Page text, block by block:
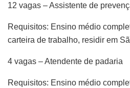
12 vagas – Assistente de
Requisitos: Ensino médio
carteira de trabalho, residir em
4 vagas – Atendente de padaria
Requisitos: Ensino médio